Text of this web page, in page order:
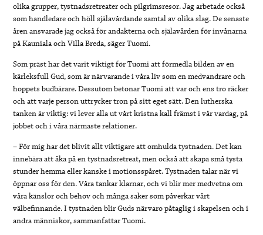
olika grupper, tystnadsretreater och pilgrimsresor. Jag arbetade också
som handledare och höll själavårdande samtal av olika slag. De senaste
åren ansvarade jag också för andakterna och själavården för invånarna
på Kauniala och Villa Breda, säger Tuomi.
Som präst har det varit viktigt för Tuomi att förmedla bilden av en
kärleksfull Gud, som är närvarande i våra liv som en medvandrare och
hoppets budbärare. Dessutom betonar Tuomi att var och ens tro räcker
och att varje person uttrycker tron på sitt eget sätt. Den lutherska
tanken är viktig: vi lever alla ut vårt kristna kall främst i vår vardag, på
jobbet och i våra närmaste relationer.
– För mig har det blivit allt viktigare att omhulda tystnaden. Det kan
innebära att åka på en tystnadsretreat, men också att skapa små tysta
stunder hemma eller kanske i motionsspåret. Tystnaden talar när vi
öppnar oss för den. Våra tankar klarnar, och vi blir mer medvetna om
våra känslor och behov och många saker som påverkar vårt
välbefinnande. I tystnaden blir Guds närvaro påtaglig i skapelsen och i
andra människor, sammanfattar Tuomi.